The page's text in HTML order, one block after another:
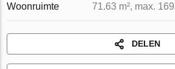
Woonruimte 71.63 m², max.
DELEN